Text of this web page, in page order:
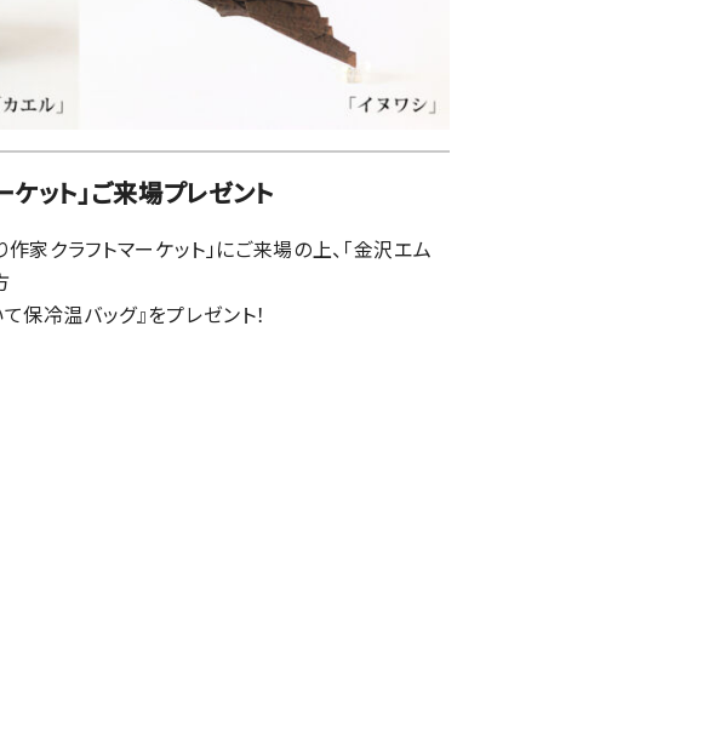
ット」ご来場プレゼント
家クラフトマーケット」にご来場の上、「金沢エム
保冷温バッグ』をプレゼント！